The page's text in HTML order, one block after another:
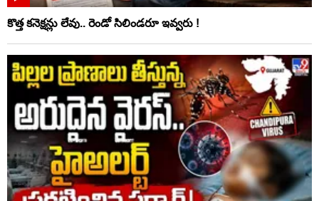
కొత్త కనెక్షన్లు లేవు.. రెండో సిలిండరూ ఇవ్వరు !